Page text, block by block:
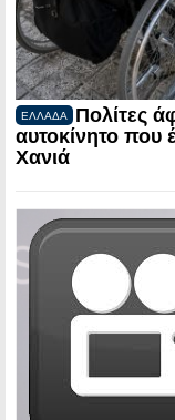
ΕΛΛΑΔΑ
Πολίτες
αυτοκίνητο
Χανιά